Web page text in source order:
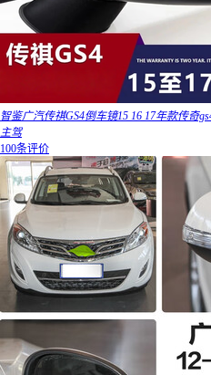
智鉴广汽传祺GS4倒车镜15 16 17年款传奇
主驾
100条评价